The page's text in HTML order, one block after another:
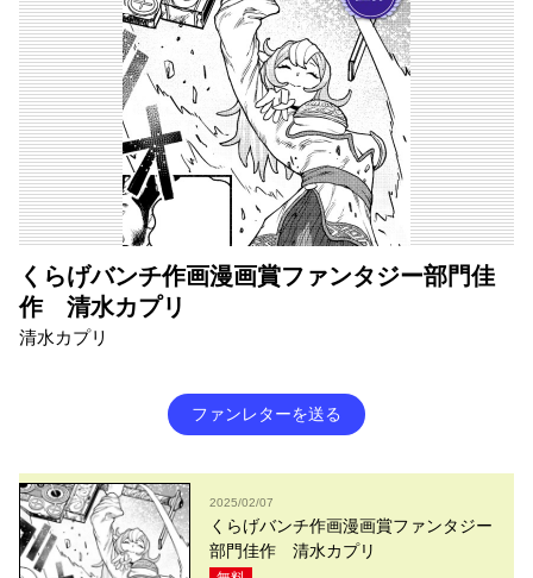
くらげバンチ作画漫画賞ファンタジー部門佳
作 清水カプリ
清水カプリ
ファンレターを送る
2025/02/07
くらげバンチ作画漫画賞ファンタジー
部門佳作 清水カプリ